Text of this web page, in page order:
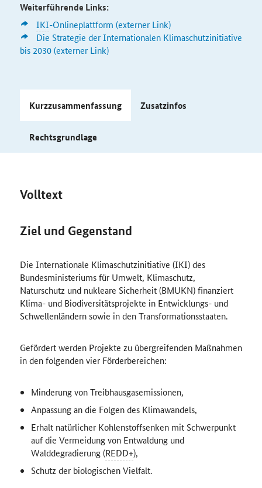
Weiterführende Links:
IKI-Onlineplattform (externer Link)
Die Strategie der Internationalen Klimaschutzinitiative
bis 2030 (externer Link)
Kurzzusammenfassung Zusatzinfos
Rechtsgrundlage
Volltext
Ziel und Gegenstand
Die Internationale Klimaschutzinitiative (IKI) des
Bundesministeriums für Umwelt, Klimaschutz,
Naturschutz und nukleare Sicherheit (BMUKN) finanziert
Klima- und Biodiversitätsprojekte in Entwicklungs- und
Schwellenländern sowie in den Transformationsstaaten.
Gefördert werden Projekte zu übergreifenden Maßnahmen
in den folgenden vier Förderbereichen:
Minderung von Treibhausgasemissionen,
Anpassung an die Folgen des Klimawandels,
Erhalt natürlicher Kohlenstoffsenken mit Schwerpunkt
auf die Vermeidung von Entwaldung und
Walddegradierung (REDD+),
Schutz der biologischen Vielfalt.